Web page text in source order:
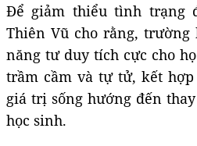
Để giảm thiểu tình trạng
Thiên Vũ cho rằng,
năng tư duy tích cực cho
trầm cầm và tự tử, kết
giá trị sống hướng đến
học sinh.